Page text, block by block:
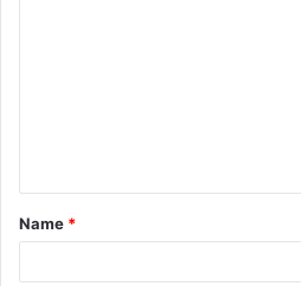
t
*
Name *